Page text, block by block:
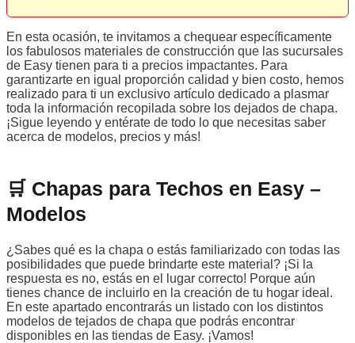
En esta ocasión, te invitamos a chequear específicamente
los fabulosos materiales de construcción que las sucursales
de Easy tienen para ti a precios impactantes. Para
garantizarte en igual proporción calidad y bien costo, hemos
realizado para ti un exclusivo artículo dedicado a plasmar
toda la información recopilada sobre los dejados de chapa.
¡Sigue leyendo y entérate de todo lo que necesitas saber
acerca de modelos, precios y más!
🛒 Chapas para Techos en Easy –
Modelos
¿Sabes qué es la chapa o estás familiarizado con todas las
posibilidades que puede brindarte este material? ¡Si la
respuesta es no, estás en el lugar correcto! Porque aún
tienes chance de incluirlo en la creación de tu hogar ideal.
En este apartado encontrarás un listado con los distintos
modelos de tejados de chapa que podrás encontrar
disponibles en las tiendas de Easy. ¡Vamos!